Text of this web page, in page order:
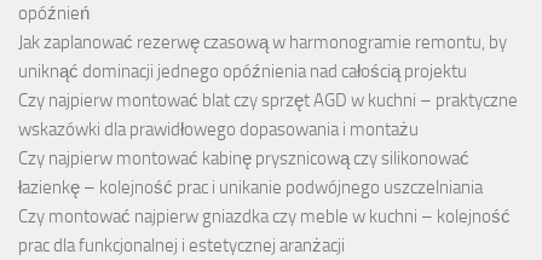
opóźnień
Jak zaplanować rezerwę czasową w harmonogramie remontu, by
uniknąć dominacji jednego opóźnienia nad całością projektu
Czy najpierw montować blat czy sprzęt AGD w kuchni – praktyczne
wskazówki dla prawidłowego dopasowania i montażu
Czy najpierw montować kabinę prysznicową czy silikonować
łazienkę – kolejność prac i unikanie podwójnego uszczelniania
Czy montować najpierw gniazdka czy meble w kuchni – kolejność
prac dla funkcjonalnej i estetycznej aranżacji